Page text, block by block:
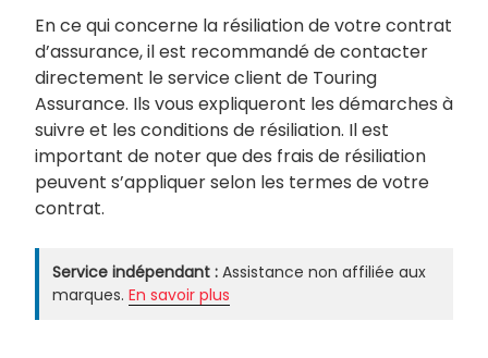
En ce qui concerne la résiliation de votre contrat
d’assurance, il est recommandé de contacter
directement le service client de Touring
Assurance. Ils vous expliqueront les démarches à
suivre et les conditions de résiliation. Il est
important de noter que des frais de résiliation
peuvent s’appliquer selon les termes de votre
contrat.
Service indépendant : Assistance non affiliée aux
marques. En savoir plus